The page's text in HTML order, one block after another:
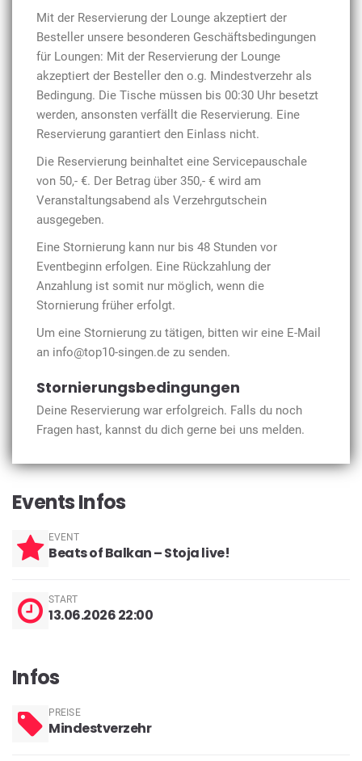
Mit der Reservierung der Lounge akzeptiert der
Besteller unsere besonderen Geschäftsbedingungen
für Loungen: Mit der Reservierung der Lounge
akzeptiert der Besteller den o.g. Mindestverzehr als
Bedingung. Die Tische müssen bis 00:30 Uhr besetzt
werden, ansonsten verfällt die Reservierung. Eine
Reservierung garantiert den Einlass nicht.
Die Reservierung beinhaltet eine Servicepauschale
von 50,- €. Der Betrag über 350,- € wird am
Veranstaltungsabend als Verzehrgutschein
ausgegeben.
Eine Stornierung kann nur bis 48 Stunden vor
Eventbeginn erfolgen. Eine Rückzahlung der
Anzahlung ist somit nur möglich, wenn die
Stornierung früher erfolgt.
Um eine Stornierung zu tätigen, bitten wir eine E-Mail
an info@top10-singen.de zu senden.
Stornierungsbedingungen
Deine Reservierung war erfolgreich. Falls du noch
Fragen hast, kannst du dich gerne bei uns melden.
Events Infos
EVENT
Beats of Balkan – Stoja live!
START
13.06.2026 22:00
Infos
PREISE
Mindestverzehr